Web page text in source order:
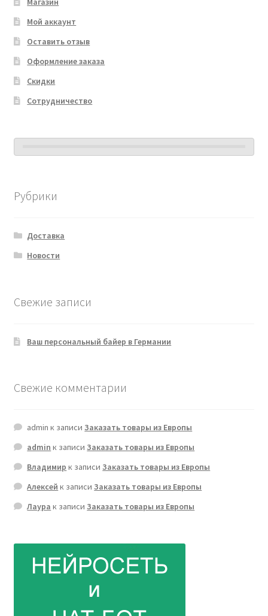
Мой аккаунт
Оставить отзыв
Оформление заказа
Скидки
Сотрудничество
Рубрики
Доставка
Новости
Свежие записи
Ваш персональный байер в Германии
Свежие комментарии
admin к записиЗаказать товары из Европы
admin к записиЗаказать товары из Европы
Владимир к записиЗаказать товары из Европы
Алексей к записиЗаказать товары из Европы
Лаура к записиЗаказать товары из Европы